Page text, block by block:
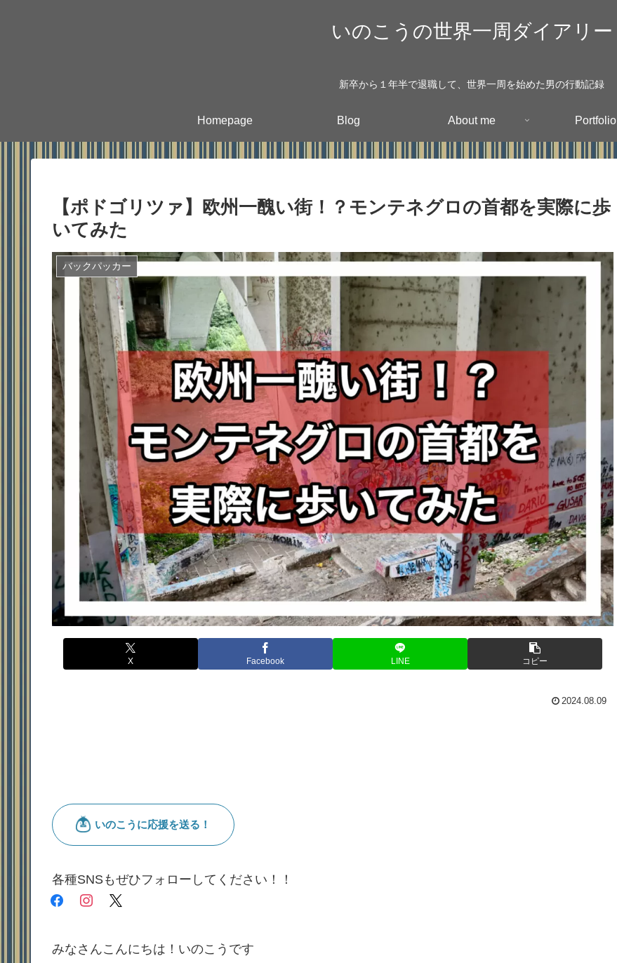
いのこうの世界一周ダイアリー
新卒から１年半で退職して、世界一周を始めた男の行動記録
Homepage Blog About me Portfolio
【ポドゴリツァ】欧州一醜い街！？モンテネグロの首都を実際に歩
いてみた
バックパッカー
X Facebook LINE コピー
2024.08.09
各種SNSもぜひフォローしてください！！
facebookinstagram
みなさんこんにちは！いのこうです